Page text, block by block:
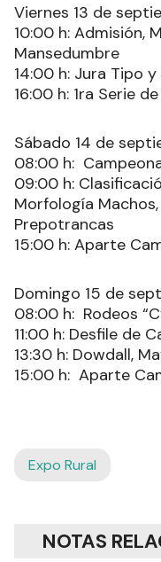
Viernes 13 de
10:00 h: Admisión,
Mansedumbre
14:00 h: Jura Tipo
16:00 h: 1ra Serie
Sábado 14 de
08:00 h:
09:00 h:
Morfología
Prepotrancas
15:00 h: Aparte
Domingo 15 de
08:00 h: Rodeos
11:00 h: Desfile de
13:30 h: Dowdall,
15:00 h: Aparte
Expo Rural
NOTAS